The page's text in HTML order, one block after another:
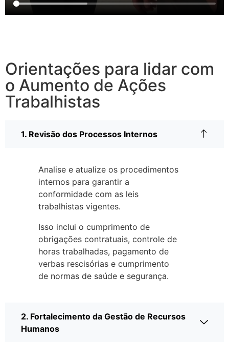
Orientações para lidar com
o Aumento de Ações
Trabalhistas
1. Revisão dos Processos Internos
Analise e atualize os procedimentos
internos para garantir a
conformidade com as leis
trabalhistas vigentes.
Isso inclui o cumprimento de
obrigações contratuais, controle de
horas trabalhadas, pagamento de
verbas rescisórias e cumprimento
de normas de saúde e segurança.
2. Fortalecimento da Gestão de Recursos
Humanos